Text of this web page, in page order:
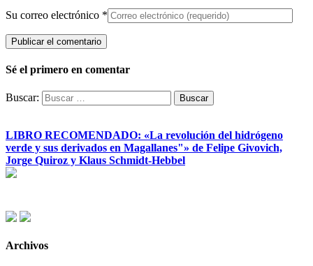
Su correo electrónico *
Sé el primero en comentar
Buscar:
LIBRO RECOMENDADO: «La revolución del hidrógeno
verde y sus derivados en Magallanes"» de Felipe Givovich,
Jorge Quiroz y Klaus Schmidt-Hebbel
Archivos